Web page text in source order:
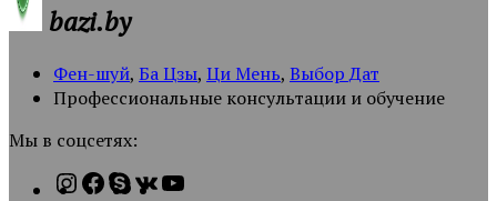
bazi.by
Фен-шуй, Ба Цзы, Ци Мень, Выбор Дат
Профессиональные консультации и обучение
Мы в соцсетях: